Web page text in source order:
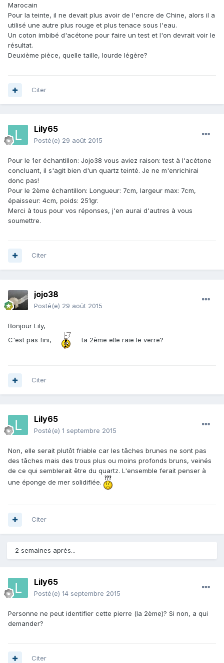
Marocain
Pour la teinte, il ne devait plus avoir de l'encre de Chine, alors il a
utilisé une autre plus rouge et plus tenace sous l'eau.
Un coton imbibé d'acétone pour faire un test et l'on devrait voir le
résultat.
Deuxième pièce, quelle taille, lourde légère?
Citer
Lily65
Posté(e) 29 août 2015
Pour le 1er échantillon: Jojo38 vous aviez raison: test à l'acétone
concluant, il s'agit bien d'un quartz teinté. Je ne m'enrichirai
donc pas!
Pour le 2ème échantillon: Longueur: 7cm, largeur max: 7cm,
épaisseur: 4cm, poids: 251gr.
Merci à tous pour vos réponses, j'en aurai d'autres à vous
soumettre.
Citer
jojo38
Posté(e) 29 août 2015
Bonjour Lily,
C'est pas fini,
ta 2ème elle raie le verre?
Citer
Lily65
Posté(e) 1 septembre 2015
Non, elle serait plutôt friable car les tâches brunes ne sont pas
des tâches mais des trous plus ou moins profonds bruns, veinés
de ce qui semblerait être du quartz. L'ensemble ferait penser à
une éponge de mer solidifiée.
Citer
2 semaines après...
Lily65
Posté(e) 14 septembre 2015
Personne ne peut identifier cette pierre (la 2ème)? Si non, a qui
demander?
Citer